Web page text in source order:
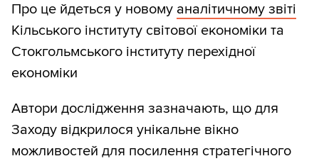
Про це йдеться у новому аналітичному звіті
Кільського інституту світової економіки та
Стокгольмського інституту перехідної
економіки
Автори дослідження зазначають, що для
Заходу відкрилося унікальне вікно
можливостей для посилення стратегічного